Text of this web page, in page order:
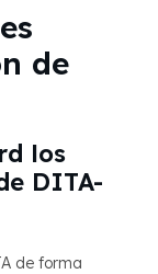
de
los
DITA-
de forma